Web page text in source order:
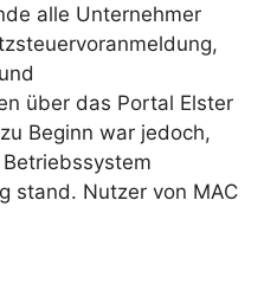
alle Unternehmer
über das Portal Elster
Beginn war jedoch,
stand. Nutzer von MAC